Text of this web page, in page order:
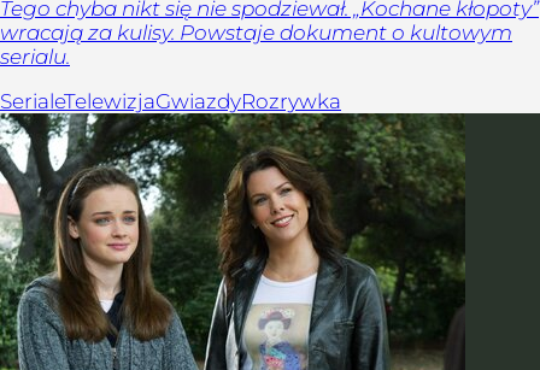
Tego chyba nikt się nie spodziewał. „Kochane kłopoty”
wracają za kulisy. Powstaje dokument o kultowym
serialu.
SerialeTelewizjaGwiazdyRozrywka